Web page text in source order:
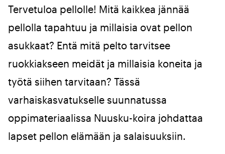
Tervetuloa pellolle! Mitä kaikkea jännää
pellolla tapahtuu ja millaisia ovat pellon
asukkaat? Entä mitä pelto tarvitsee
ruokkiakseen meidät ja millaisia koneita ja
työtä siihen tarvitaan? Tässä
varhaiskasvatukselle suunnatussa
oppimateriaalissa Nuusku-koira johdattaa
lapset pellon elämään ja salaisuuksiin.